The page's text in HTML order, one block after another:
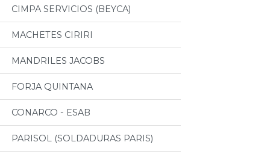
CIMPA SERVICIOS (BEYCA)
MACHETES CIRIRI
MANDRILES JACOBS
FORJA QUINTANA
CONARCO - ESAB
PARISOL (SOLDADURAS PARIS)